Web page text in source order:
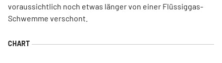
voraussichtlich noch etwas länger von einer Flüssiggas-
Schwemme verschont.